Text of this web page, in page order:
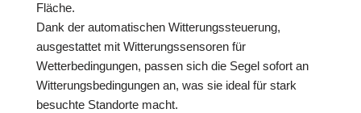
Fläche.
Dank der automatischen Witterungssteuerung,
ausgestattet mit Witterungssensoren für
Wetterbedingungen, passen sich die Segel sofort an
Witterungsbedingungen an, was sie ideal für stark
besuchte Standorte macht.